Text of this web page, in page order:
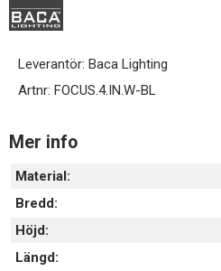
Leverantör: Baca Lighting
Artnr: FOCUS.4.IN.W-BL
Mer info
Material:
Bredd:
Höjd:
Längd: